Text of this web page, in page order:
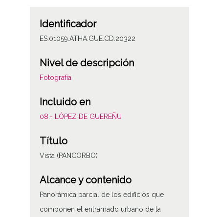
Identificador
ES.01059.ATHA.GUE.CD.20322
Nivel de descripción
Fotografía
Incluido en
08.- LÓPEZ DE GUEREÑU
Título
Vista (PANCORBO)
Alcance y contenido
Panorámica parcial de los edificios que
componen el entramado urbano de la